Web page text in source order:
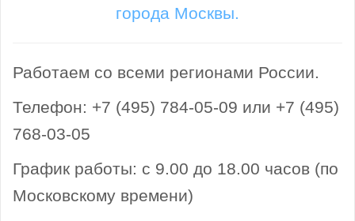
города Москвы.
Работаем со всеми регионами России.
Телефон: +7 (495) 784-05-09 или +7 (495)
768-03-05
График работы: с 9.00 до 18.00 часов (по
Московскому времени)